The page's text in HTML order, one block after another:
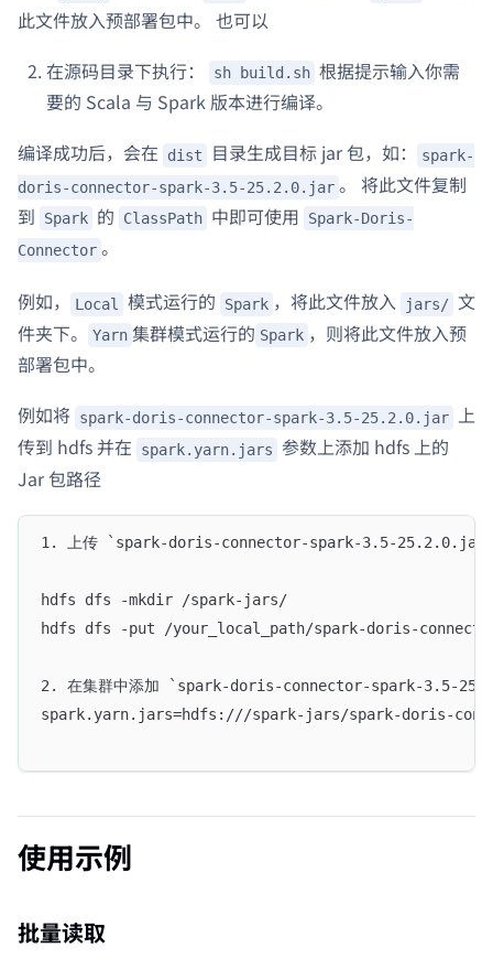
此文件放入预部署包中。 也可以
在源码目录下执行：
sh build.sh 根据提示输入你需
要的 Scala 与 Spark 版本进行编译。
编译成功后，会在
dist 目录生成目标 jar 包，如：
spark-
doris-connector-spark-3.5-25.2.0.jar 。 将此文件复制
到
Spark 的 ClassPath 中即可使用
Spark-Doris-
Connector 。
例如， Local 模式运行的 Spark ，将此文件放入 jars/ 文
件夹下。
Yarn 集群模式运行的 Spark ，则将此文件放入预
部署包中。
例如将
spark-doris-connector-spark-3.5-25.2.0.jar 上
传到 hdfs 并在
spark.yarn.jars
参数上添加 hdfs 上的
Jar 包路径
1. 上传 `spark-doris-connector-spark-3.5-
hdfs dfs -mkdir /spark-jars/
hdfs dfs -put /your_local_path/spark-doris-
2. 在集群中添加 `spark-doris-connector-spark-3.5-
spark.yarn.jars=hdfs:///spark-jars/spark-doris-
使用示例
批量读取